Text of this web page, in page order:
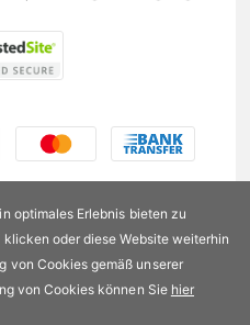
optimales Erlebnis bieten zu
klicken oder diese Website weiterhin
von Cookies gemäß unserer
von Cookies können Sie hier